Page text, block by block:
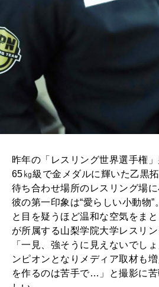
2026年3月号「スイーツ
2026年2月号「良運を掴む
2026年1月号「猫がい
2025年12月号「お酒の
昨年の「レスリング世界選手権
65㎏級で金メダルに輝いた乙黒
待ち合わせ場所のレスリング場
彼の第一印象は“愛らしい小動物”
と目を疑うほど温和な空気をま
が所属する山梨学院大学レスリ
「一見、強そうに見えないでし
ンピオンとなりメディア取材も
を作るのは苦手で…」と撮影に苦